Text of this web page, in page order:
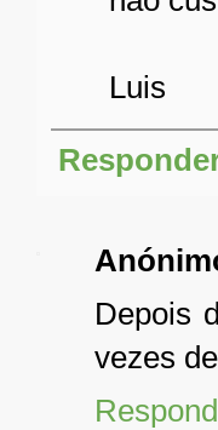
Luis
Depois
vezes